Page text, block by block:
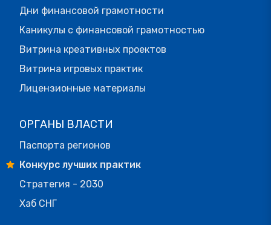
Дни финансовой грамотности
Каникулы с финансовой грамотностью
Витрина креативных проектов
Витрина игровых практик
Лицензионные материалы
ОРГАНЫ ВЛАСТИ
Паспорта регионов
Конкурс лучших практик
Стратегия - 2030
Хаб СНГ